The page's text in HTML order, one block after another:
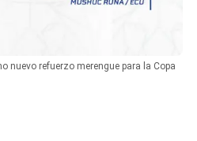
nuevo refuerzo merengue para la Copa